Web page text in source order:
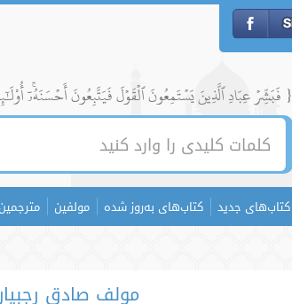
{ فَبَشِّرۡ عِبَادِ ٱلَّذِينَ يَسۡتَمِعُونَ ٱلۡقَوۡلَ فَيَتَّبِعُونَ أَحۡسَنَهُۥٓۚ
کتاب‌های جدید کتاب‌های به‌روز شده مولفین مترجمین
مولف صادق